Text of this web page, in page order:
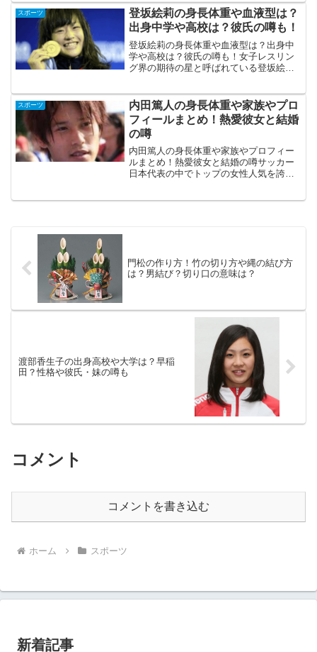
ーナ選手！（上の写真はサビーナ選手で
はありません）18...
スポーツ
登坂絵莉の身長体重や血液型は？
出身中学や高校は？彼氏の噂も！
登坂絵莉の身長体重や血液型は？出身中
学や高校は？彼氏の噂も！女子レスリン
グ界の期待の星と呼ばれている登坂絵莉
ており、2016年開催のリオデジャネイロ
オリンピッ...
スポーツ
内田篤人の身長体重や家族やプロ
フィールまとめ！熱愛彼女と結婚
の噂
内田篤人の身長体重や家族やプロフィー
ルまとめ！熱愛彼女と結婚の噂サッカー
日本代表の中でトップの女性人気を誇る
門松の作り方！竹の切り方や縄の結び方
は？男結び？切り口の意味は？
渡部香生子の出身高校や大学は？早稲
田？性格や彼氏・妹の噂も
コメント
コメントを書き込む
ホーム スポーツ
新着記事